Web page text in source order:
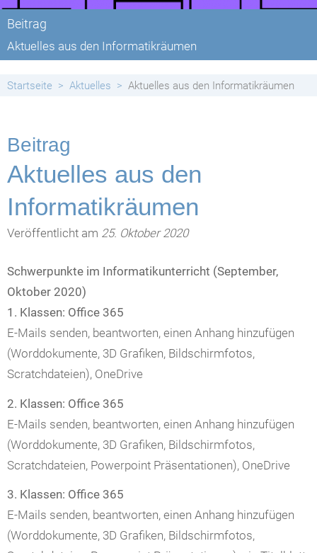
Beitrag
Aktuelles aus den Informatikräumen
Startseite Aktuelles Aktuelles aus den Informatikräumen
Beitrag
Aktuelles aus den
Informatikräumen
Veröffentlicht am 25. Oktober 2020
Schwerpunkte im Informatikunterricht (September,
Oktober 2020)
1. Klassen: Office 365
E-Mails senden, beantworten, einen Anhang hinzufügen
(Worddokumente, 3D Grafiken, Bildschirmfotos,
Scratchdateien), OneDrive
2. Klassen: Office 365
E-Mails senden, beantworten, einen Anhang hinzufügen
(Worddokumente, 3D Grafiken, Bildschirmfotos,
Scratchdateien, Powerpoint Präsentationen), OneDrive
3. Klassen: Office 365
E-Mails senden, beantworten, einen Anhang hinzufügen
(Worddokumente, 3D Grafiken, Bildschirmfotos,